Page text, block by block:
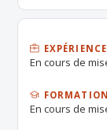
En cours de
FORMATION
En cours de